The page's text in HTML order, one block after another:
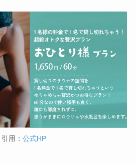
引用： 公式HP